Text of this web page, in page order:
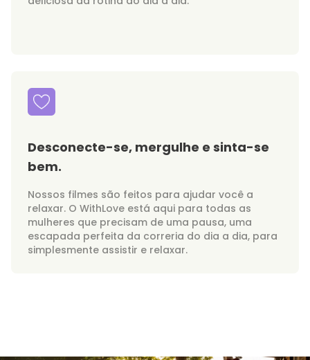
Desconecte-se, mergulhe e sinta-se
bem.
Nossos filmes são feitos para ajudar você a
relaxar. O WithLove está aqui para todas as
mulheres que precisam de uma pausa, uma
escapada perfeita da correria do dia a dia, para
simplesmente assistir e relaxar.